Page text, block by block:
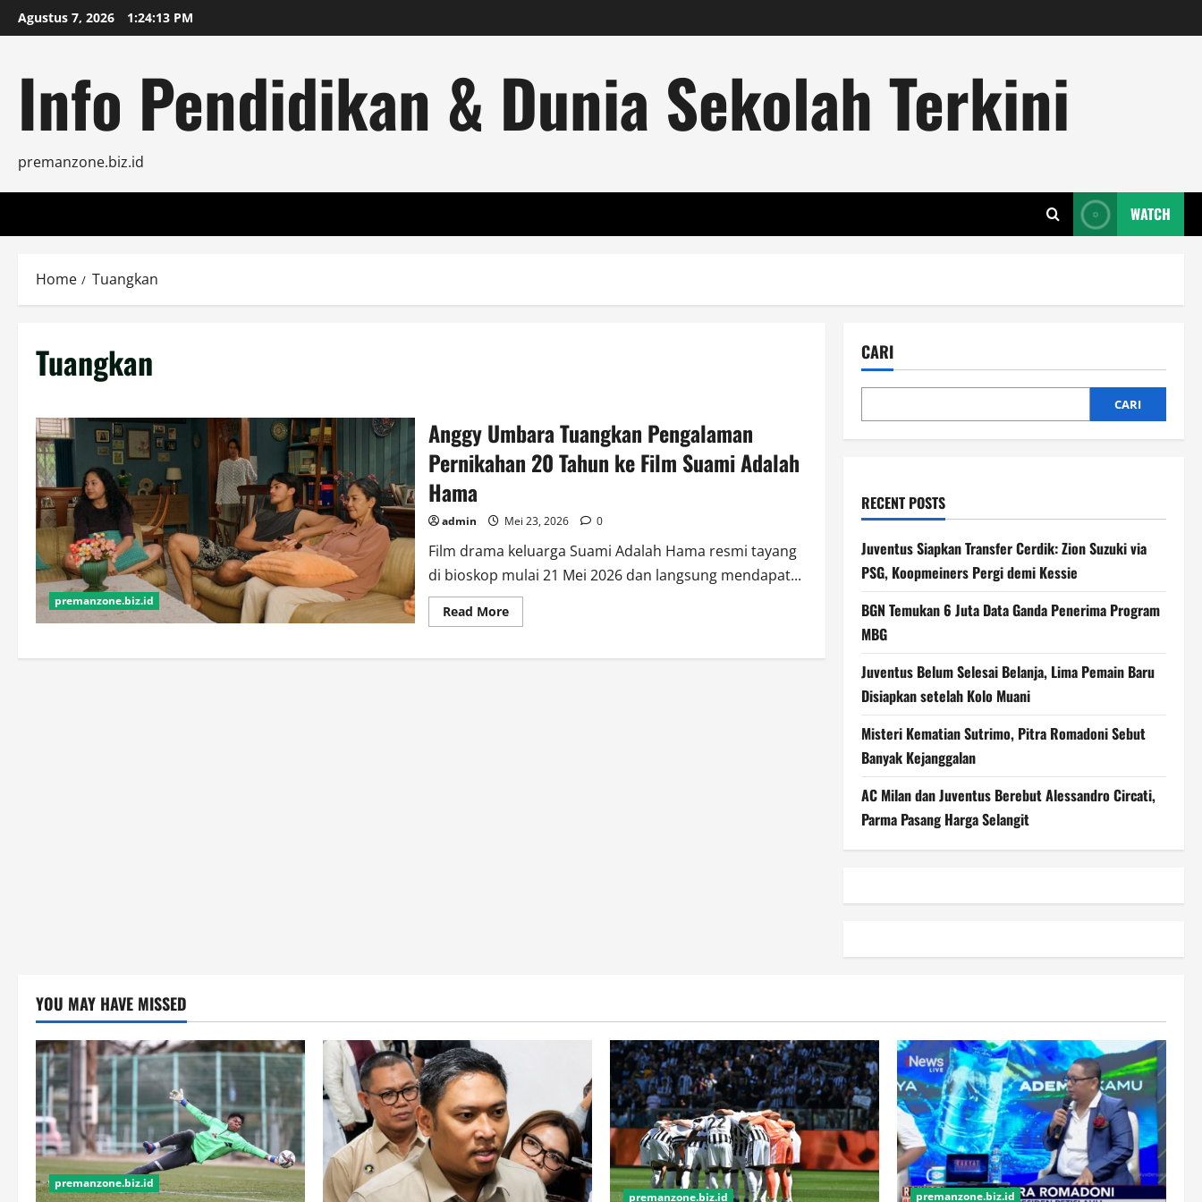
Skip
to
Agustus 7, 2026 1:24:13 PM
Info Pendidikan & Dunia Sekolah Terkini
premanzone.biz.id
WATCH
Home Tuangkan
Tuangkan
premanzone.biz.id
Anggy Umbara Tuangkan Pengalaman
Pernikahan 20 Tahun ke Film Suami Adalah
Hama
admin Mei 23, 2026 0
Film drama keluarga Suami Adalah Hama resmi tayang
di bioskop mulai 21 Mei 2026 dan langsung mendapat...
Read MoreRead
more
Umbara
CARI
CARI
RECENT POSTS
Juventus Siapkan Transfer Cerdik: Zion Suzuki via
PSG, Koopmeiners Pergi demi Kessie
BGN Temukan 6 Juta Data Ganda Penerima Program
MBG
Juventus Belum Selesai Belanja, Lima Pemain Baru
Disiapkan setelah Kolo Muani
Misteri Kematian Sutrimo, Pitra Romadoni Sebut
Banyak Kejanggalan
AC Milan dan Juventus Berebut Alessandro Circati,
Parma Pasang Harga Selangit
YOU MAY HAVE MISSED
premanzone.biz.id
premanzone.biz.id
premanzone.biz.id